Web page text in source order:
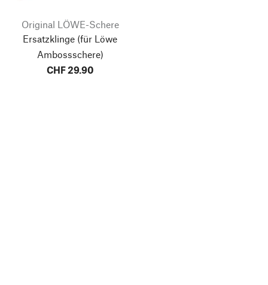
Original LÖWE-Schere
Ersatzklinge (für Löwe
Ambossschere)
CHF 29.90